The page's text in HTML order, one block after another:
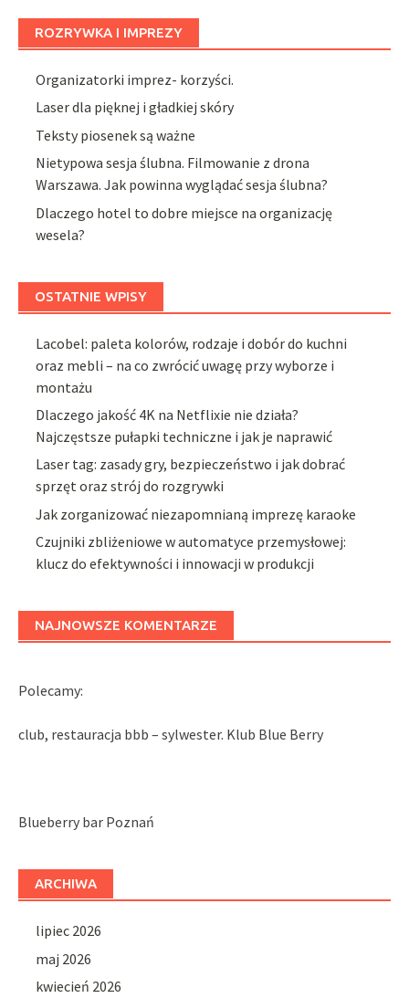
ROZRYWKA I IMPREZY
Organizatorki imprez- korzyści.
Laser dla pięknej i gładkiej skóry
Teksty piosenek są ważne
Nietypowa sesja ślubna. Filmowanie z drona
Warszawa. Jak powinna wyglądać sesja ślubna?
Dlaczego hotel to dobre miejsce na organizację
wesela?
OSTATNIE WPISY
Lacobel: paleta kolorów, rodzaje i dobór do kuchni
oraz mebli – na co zwrócić uwagę przy wyborze i
montażu
Dlaczego jakość 4K na Netflixie nie działa?
Najczęstsze pułapki techniczne i jak je naprawić
Laser tag: zasady gry, bezpieczeństwo i jak dobrać
sprzęt oraz strój do rozgrywki
Jak zorganizować niezapomnianą imprezę karaoke
Czujniki zbliżeniowe w automatyce przemysłowej:
klucz do efektywności i innowacji w produkcji
NAJNOWSZE KOMENTARZE
Polecamy:
club, restauracja bbb – sylwester. Klub Blue Berry
Blueberry bar Poznań
ARCHIWA
lipiec 2026
maj 2026
kwiecień 2026